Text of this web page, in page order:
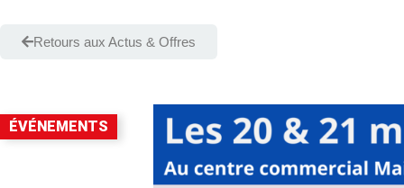
Retours aux Actus & Offres
ÉVÉNEMENTS